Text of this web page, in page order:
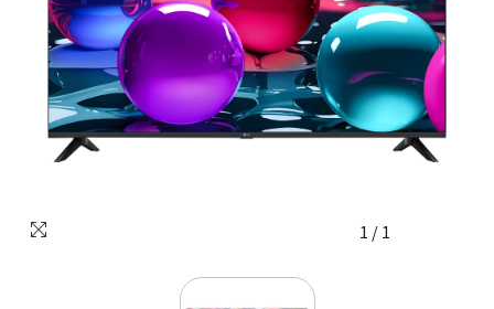
1 / 1